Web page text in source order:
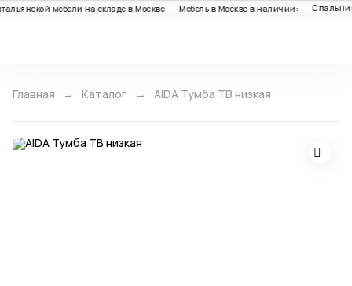
мебели на складе в Москве Мебель в Москве в наличии: Спальни:
Главная Каталог AIDA Тумба ТВ низкая